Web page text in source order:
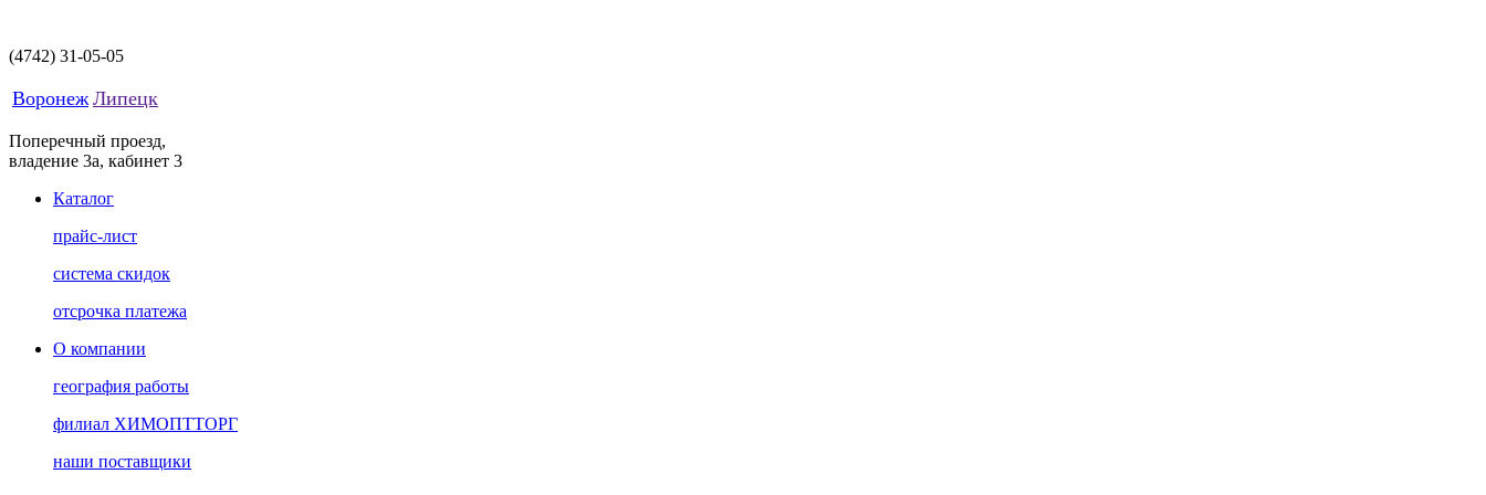
(4742) 31-05-05
Воронеж Липецк
Поперечный проезд,
владение 3а, кабинет 3
Каталог
прайс-лист
система скидок
отсрочка платежа
О компании
география работы
филиал ХИМОПТТОРГ
наши поставщики